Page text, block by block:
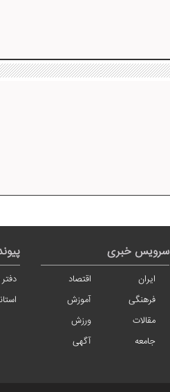
سرویس خبری
ایران
اقتصاد
فرهنگی
آموزش
مقالات
ورزش
جامعه
آگهی